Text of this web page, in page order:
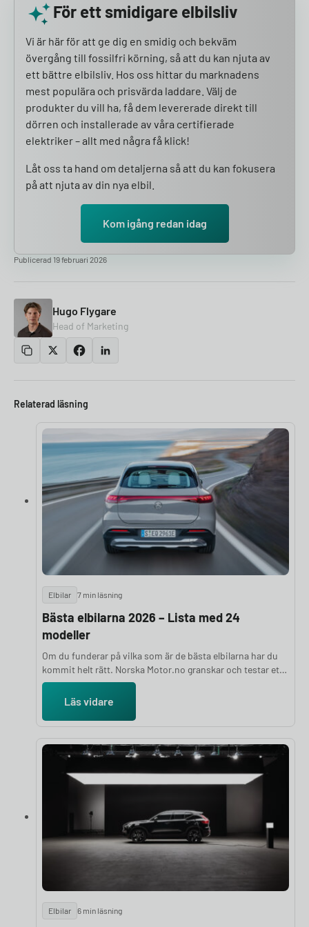
För ett smidigare elbilsliv
Vi är här för att ge dig en smidig och bekväm
övergång till fossilfri körning, så att du kan njuta av
ett bättre elbilsliv. Hos oss hittar du marknadens
mest populära och prisvärda laddare. Välj de
produkter du vill ha, få dem levererade direkt till
dörren och installerade av våra certifierade
elektriker – allt med några få klick!
Låt oss ta hand om detaljerna så att du kan fokusera
på att njuta av din nya elbil.
Kom igång redan idag
Publicerad 19 februari 2026
Hugo Flygare
Head of Marketing
Relaterad läsning
Elbilar 7 min läsning
Bästa elbilarna 2026 – Lista med 24
modeller
Om du funderar på vilka som är de bästa elbilarna har du
kommit helt rätt. Norska Motor.no granskar och testar ett
stort antal elbilar varje år för att ge dig en objektiv och
välgrundad ranking. Bedömningarna bygger på en hel rad
lastutrymme och prisvärdhet, kombinerat med
presenterar vi de 24 bästa elbilarna 2026.
Läs vidare
Elbilar 6 min läsning